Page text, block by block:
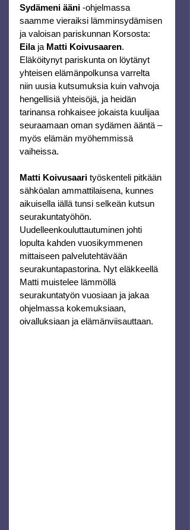
Sydämeni ääni -ohjelmassa
saamme vieraiksi lämminsydämisen
ja valoisan pariskunnan Korsosta:
Eila ja Matti Koivusaaren.
Eläköitynyt pariskunta on löytänyt
yhteisen elämänpolkunsa varrelta
niin uusia kutsumuksia kuin vahvoja
hengellisiä yhteisöjä, ja heidän
tarinansa rohkaisee jokaista kuulijaa
seuraamaan oman sydämen ääntä –
myös elämän myöhemmissä
vaiheissa.
Matti Koivusaari työskenteli pitkään
sähköalan ammattilaisena, kunnes
aikuisella iällä tunsi selkeän kutsun
seurakuntatyöhön.
Uudelleenkouluttautuminen johti
lopulta kahden vuosikymmenen
mittaiseen palvelutehtävään
seurakuntapastorina. Nyt eläkkeellä
Matti muistelee lämmöllä
seurakuntatyön vuosiaan ja jakaa
ohjelmassa kokemuksiaan,
oivalluksiaan ja elämänviisauttaan.